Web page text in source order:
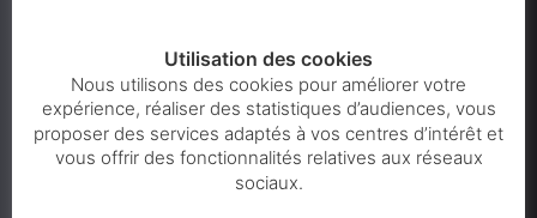
Entreprises Partenaires
Agenda
Actualités
Contact
Utilisation des cookies
Nous utilisons des cookies pour améliorer votre
expérience, réaliser des statistiques d’audiences, vous
proposer des services adaptés à vos centres d’intérêt et
vous offrir des fonctionnalités relatives aux réseaux
sociaux.